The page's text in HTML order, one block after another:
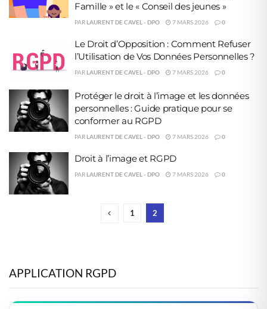
Famille » et le « Conseil des jeunes »
PARLAURENT DE CAVEL - DPO 7 MARS 2026 0
Le Droit d’Opposition : Comment Refuser
l’Utilisation de Vos Données Personnelles ?
PARLAURENT DE CAVEL - DPO 7 MARS 2026 0
Protéger le droit à l’image et les données
personnelles : Guide pratique pour se
conformer au RGPD
PARLAURENT DE CAVEL - DPO 7 MARS 2026 0
Droit à l’image et RGPD
PARLAURENT DE CAVEL - DPO 7 MARS 2026 0
1 2
APPLICATION RGPD